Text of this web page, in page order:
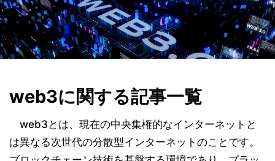
web3に関する記事一覧
web3とは、現在の中央集権的なインターネットと
は異なる次世代の分散型インターネットのことです。